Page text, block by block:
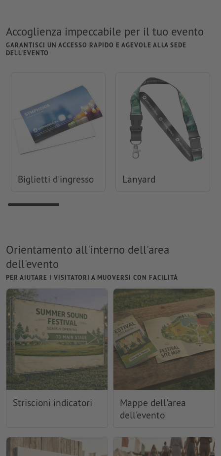
Accoglienza impeccabile per il tuo evento
GARANTISCI UN ACCESSO RAPIDO E AGEVOLE ALLA SEDE
DELL'EVENTO
Biglietti d'ingresso Lanyard
Orientamento all'interno dell'area
dell'evento
PER AIUTARE I VISITATORI A MUOVERSI CON FACILITÀ
Striscioni indicatori
Mappe dell'area
dell'evento